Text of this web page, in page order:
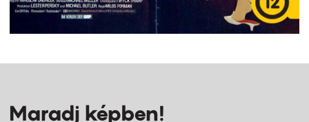
Maradj képben!